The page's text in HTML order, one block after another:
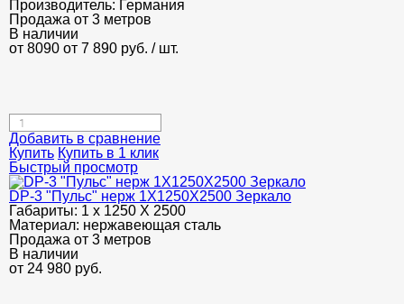
Производитель: Германия
Продажа от 3 метров
В наличии
от 8090 от 7 890 руб. / шт.
Добавить в сравнение
Купить Купить в 1 клик
Быстрый просмотр
DP-3 "Пульс" нерж 1Х1250Х2500 Зеркало
Габариты: 1 х 1250 Х 2500
Материал: нержавеющая сталь
Продажа от 3 метров
В наличии
от 24 980 руб.